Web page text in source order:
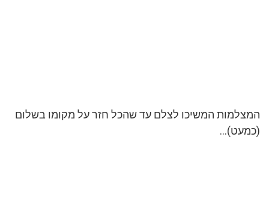
המצלמות המשיכו לצלם עד שהכל חזר על מקומו בשלום
(כמעט)…